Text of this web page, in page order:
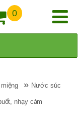
0
» Nước súc
nhạy cảm